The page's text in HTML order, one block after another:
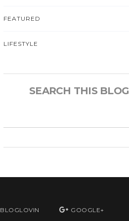
FEATURED
LIFESTYLE
SEARCH THIS BLOG
BLOGLOVIN GOOGLE+